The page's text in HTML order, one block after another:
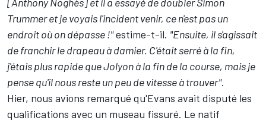
Trummer et je voyais l'incident venir, ce n'est pas un
endroit où on dépasse !"estime-t-il. "Ensuite, il s'agissait
de franchir le drapeau à damier. C'était serré à la fin,
j'étais plus rapide que Jolyon à la fin de la course, mais je
pense qu'il nous reste un peu de vitesse à trouver".
Hier, nous avions remarqué qu'Evans avait disputé les
qualifications avec un museau fissuré. Le natif